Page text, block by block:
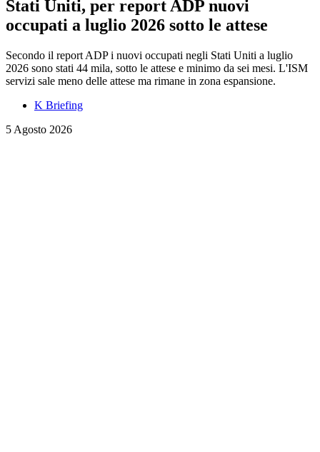
Stati Uniti, per report ADP nuovi
occupati a luglio 2026 sotto le attese
Secondo il report ADP i nuovi occupati negli Stati Uniti a luglio
2026 sono stati 44 mila, sotto le attese e minimo da sei mesi. L'ISM
servizi sale meno delle attese ma rimane in zona espansione.
K Briefing
5 Agosto 2026